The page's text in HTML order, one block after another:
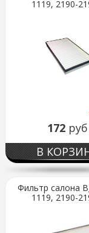
1119, 2190-
172 руб
В
Фильтр салона
1119, 2190-